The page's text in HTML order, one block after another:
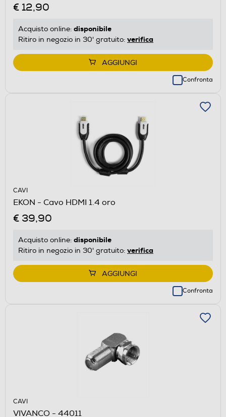
€ 12,90
Acquisto online: disponibile
Ritiro in negozio in 30' gratuito: verifica
AGGIUNGI
Confronta
CAVI
EKON - Cavo HDMI 1.4 oro
€ 39,90
Acquisto online: disponibile
Ritiro in negozio in 30' gratuito: verifica
AGGIUNGI
Confronta
CAVI
VIVANCO - 44011